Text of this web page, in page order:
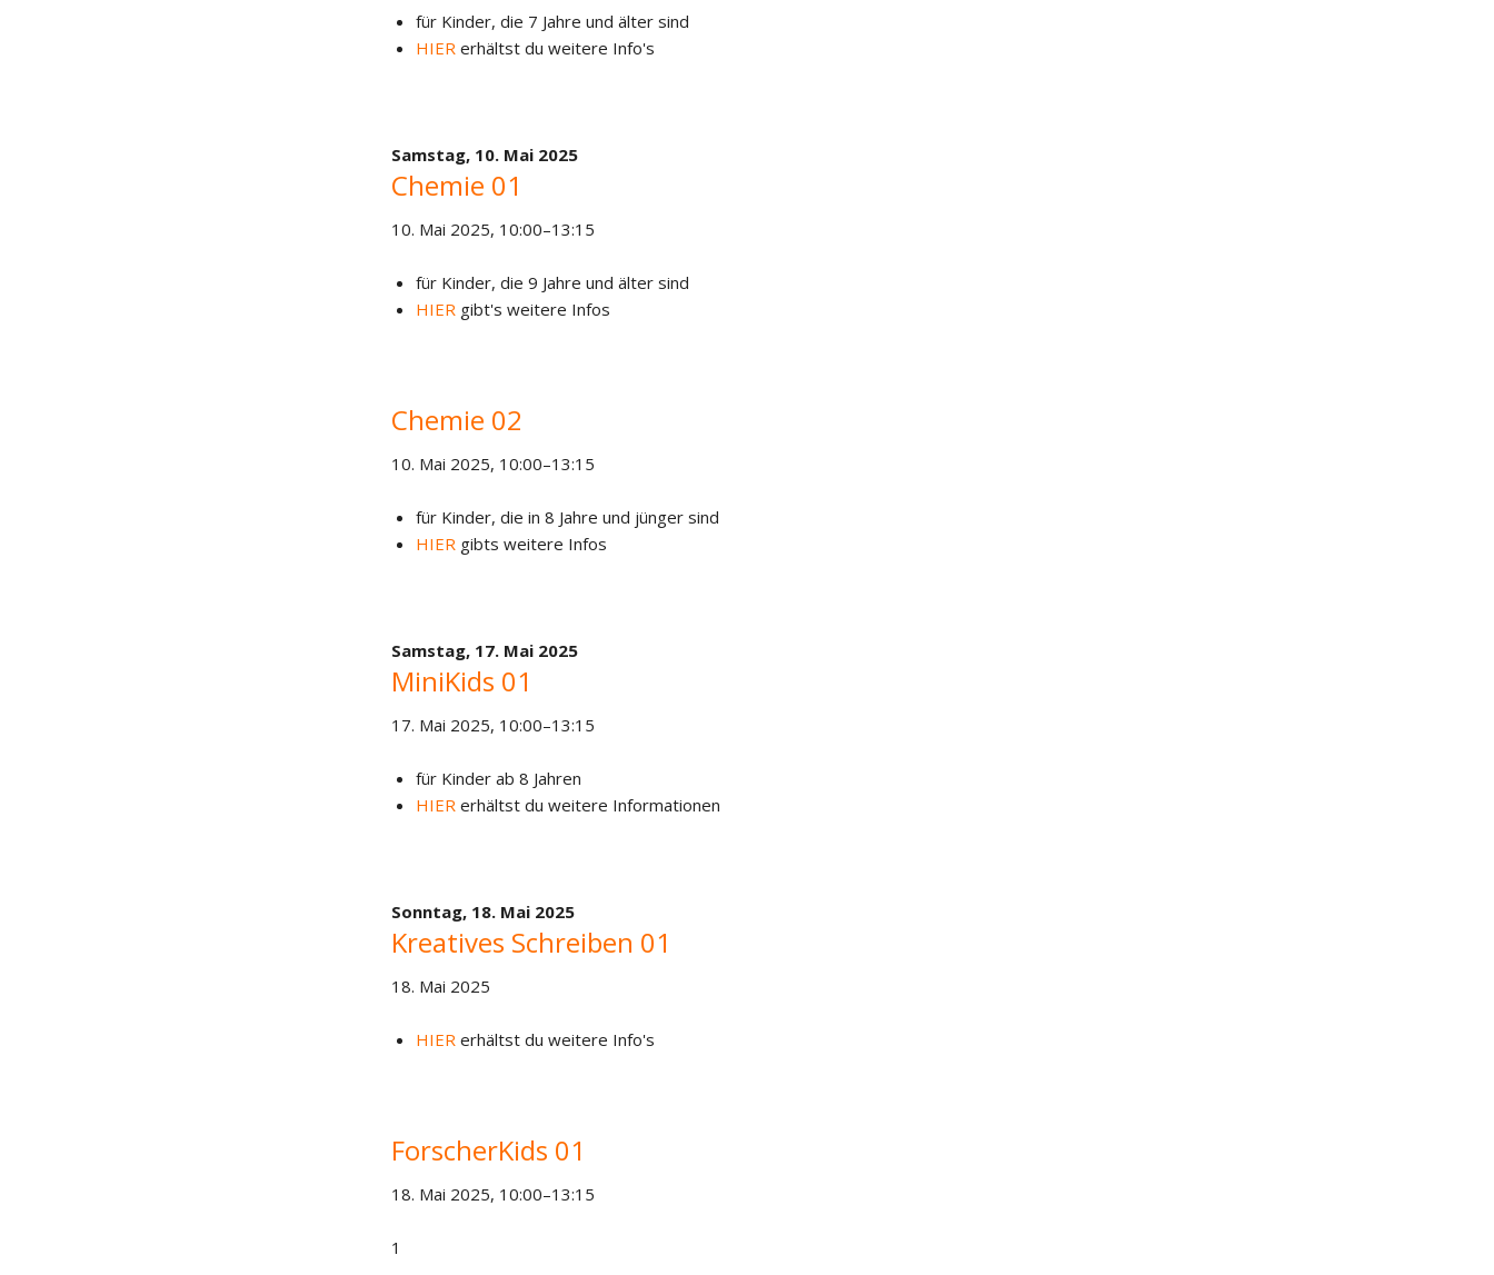
für Kinder, die 7 Jahre und älter sind
HIER erhältst du weitere Info's
Samstag, 10. Mai 2025
Chemie 01
10. Mai 2025, 10:00–13:15
für Kinder, die 9 Jahre und älter sind
HIER gibt's weitere Infos
Chemie 02
10. Mai 2025, 10:00–13:15
für Kinder, die in 8 Jahre und jünger sind
HIER gibts weitere Infos
Samstag, 17. Mai 2025
MiniKids 01
17. Mai 2025, 10:00–13:15
für Kinder ab 8 Jahren
HIER erhältst du weitere Informationen
Sonntag, 18. Mai 2025
Kreatives Schreiben 01
18. Mai 2025
HIER erhältst du weitere Info's
ForscherKids 01
18. Mai 2025, 10:00–13:15
1